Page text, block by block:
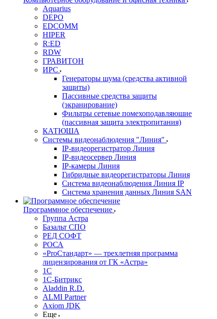
Aquarius
DEPO
EDCOMM
HIPER
R:ED
RDW
ГРАВИТОН
ИРС
Генераторы шума (средства активной
защиты)
Пассивные средства защиты
(экранирование)
Фильтры сетевые помехоподавляюшие
(пассивная защита электропитания)
КАТЮША
Системы видеонаблюдения "Линия"
IP-видеорегистратор Линия
IP-видеосервер Линия
IP-камеры Линия
Гибридные видеорегистраторы Линия
Система видеонаблюдения Линия IP
Система хранения данных Линия SAN
Программное обеспечение
Группа Астра
Базальт СПО
РЕД СОФТ
РОСА
«ProСтандарт» — трехлетняя программа
лицензирования от ГК «Астра»
1С
1С-Битрикc
Aladdin R.D.
ALMI Partner
Axiom JDK
Еще